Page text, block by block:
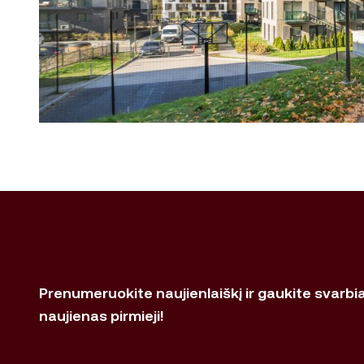
Prenumeruokite naujienlaiškį ir gaukite
naujienas pirmieji!